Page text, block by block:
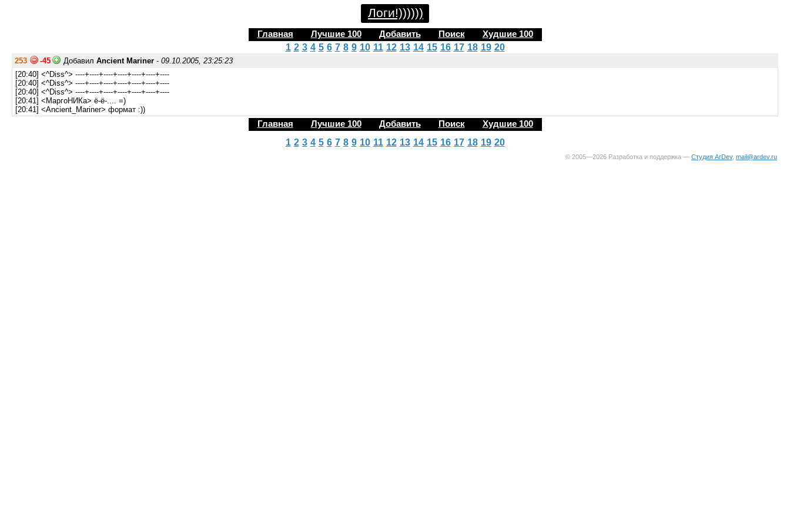
Логи!))))))
Главная Лучшие 100 Добавить Поиск Худшие 100
1 2 3 4 5 6 7 8 9 10 11 12 13 14 15 16 17 18 19 20
253 -45 Добавил Ancient Mariner - 09.10.2005, 23:25:23
[20:40] <^Diss^> ----+----+----+----+----+----+----
[20:40] <^Diss^> ----+----+----+----+----+----+----
[20:40] <^Diss^> ----+----+----+----+----+----+----
[20:41] <МаргоНИКа> ё-ё-.... =)
[20:41] <Ancient_Mariner> формат :))
Главная Лучшие 100 Добавить Поиск Худшие 100
1 2 3 4 5 6 7 8 9 10 11 12 13 14 15 16 17 18 19 20
© 2005—2026 Разработка и поддержка — Студия ArDev, mail@ardev.ru